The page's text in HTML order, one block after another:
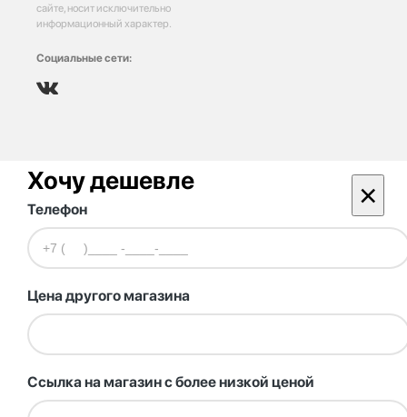
сайте, носит исключительно
информационный характер.
Социальные сети:
Хочу дешевле ×
Телефон
Цена другого магазина
Ссылка на магазин с более низкой ценой